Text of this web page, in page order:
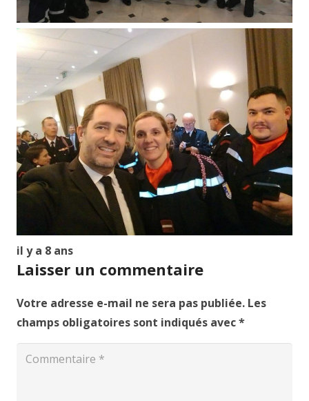
il y a 8 ans
Laisser un commentaire
Votre adresse e-mail ne sera pas publiée. Les
champs obligatoires sont indiqués avec*